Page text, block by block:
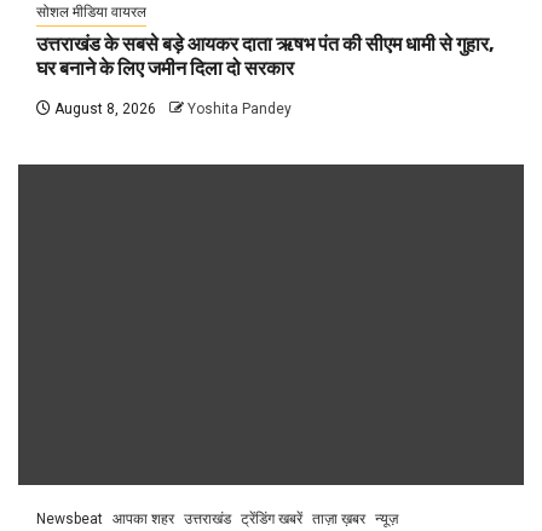
सोशल मीडिया वायरल
उत्तराखंड के सबसे बड़े आयकर दाता ऋषभ पंत की सीएम धामी से गुहार,
घर बनाने के लिए जमीन दिला दो सरकार
August 8, 2026 Yoshita Pandey
Newsbeat आपका शहर उत्तराखंड ट्रेंडिंग खबरें ताज़ा ख़बर न्यूज़